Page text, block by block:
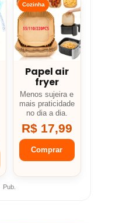
Cozinha
Papel air
fryer
Menos sujeira e
mais praticidade
no dia a dia.
R$ 17,99
Comprar
Pub.